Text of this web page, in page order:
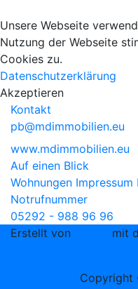
Unsere Webseite
Nutzung der Webseite
Cookies zu.
Datenschutzerklärung
Akzeptieren
Kontakt
pb@mdimmobilien.eu
www.mdimmobilien.eu
Auf einen Blick
Wohnungen Impressum
Notrufnummer
05292 - 988 96 96
Erstellt von
mit
Copyright